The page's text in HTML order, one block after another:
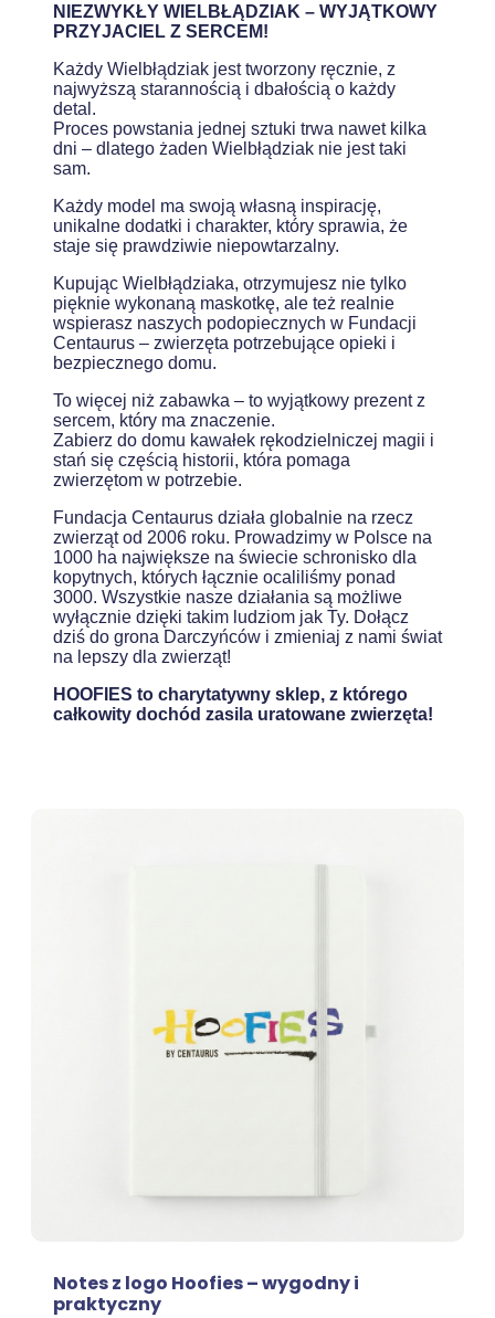
NIEZWYKŁY WIELBŁĄDZIAK – WYJĄTKOWY
PRZYJACIEL Z SERCEM!
Każdy Wielbłądziak jest tworzony ręcznie, z
najwyższą starannością i dbałością o każdy
detal.
Proces powstania jednej sztuki trwa nawet kilka
dni – dlatego żaden Wielbłądziak nie jest taki
sam.
Każdy model ma swoją własną inspirację,
unikalne dodatki i charakter, który sprawia, że
staje się prawdziwie niepowtarzalny.
Kupując Wielbłądziaka, otrzymujesz nie tylko
pięknie wykonaną maskotkę, ale też realnie
wspierasz naszych podopiecznych w Fundacji
Centaurus – zwierzęta potrzebujące opieki i
bezpiecznego domu.
To więcej niż zabawka – to wyjątkowy prezent z
sercem, który ma znaczenie.
Zabierz do domu kawałek rękodzielniczej magii i
stań się częścią historii, która pomaga
zwierzętom w potrzebie.
Fundacja Centaurus działa globalnie na rzecz
zwierząt od 2006 roku. Prowadzimy w Polsce na
1000 ha największe na świecie schronisko dla
kopytnych, których łącznie ocaliliśmy ponad
3000. Wszystkie nasze działania są możliwe
wyłącznie dzięki takim ludziom jak Ty. Dołącz
dziś do grona Darczyńców i zmieniaj z nami świat
na lepszy dla zwierząt!
HOOFIES to charytatywny sklep, z którego
całkowity dochód zasila uratowane zwierzęta!
Notes z logo Hoofies – wygodny i
praktyczny